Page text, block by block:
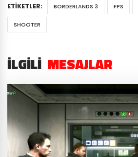
ETIKETLER: BORDERLANDS 3 FPS
SHOOTER
İLGILI MESAJLAR